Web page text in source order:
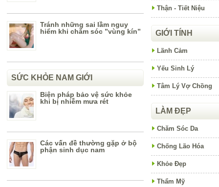
Tránh những sai lầm nguy
hiểm khi chăm sóc ”vùng kín”
SỨC KHỎE NAM GIỚI
Biện pháp bảo vệ sức khỏe
khi bị nhiễm mưa rét
Các vấn đề thường gặp ở bộ
phận sinh dục nam
Thận - Tiết Niệu
GIỚI TÍNH
Lãnh Cảm
Yếu Sinh Lý
Tâm Lý Vợ Chồng
LÀM ĐẸP
Chăm Sóc Da
Chống Lão Hóa
Khỏe Đẹp
Thẩm Mỹ